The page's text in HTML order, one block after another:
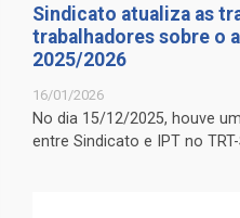
Sindicato atualiza as
trabalhadores sobre o
2025/2026
16/01/2026
No dia 15/12/2025, houve
entre Sindicato e IPT no TRT-